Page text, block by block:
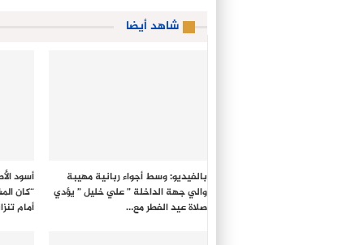
شاهد أيضا
بالفيديو: وسط أجواء ربانية مهيبة
والي جهة الداخلة ” علي خليل ” يؤدي
صلاة عيد الفطر مع…
أسود
أمام